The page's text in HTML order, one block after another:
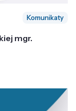
Komunikaty
mgr.